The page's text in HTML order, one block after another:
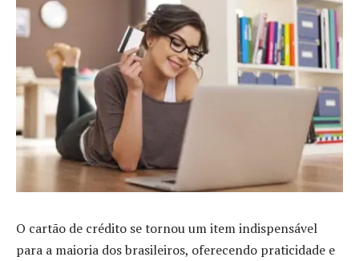
O cartão de crédito se tornou um item indispensável
para a maioria dos brasileiros, oferecendo praticidade e